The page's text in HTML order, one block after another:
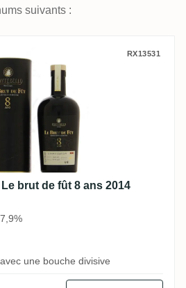
suivants :
Le brut de fût 8 ans
RX13531
brut de fût 8 ans 2014
une bouche divisive